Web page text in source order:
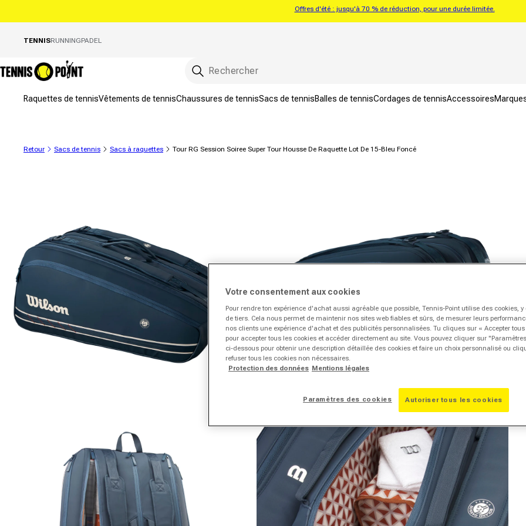
Offres d'été : jusqu'à 70 % de réduction, pour une durée limitée.
TENNISRUNNINGPADEL
Raquettes de tennisVêtements de tennisChaussures de tennisSacs de tennisBalles de tennisCordages de tennisAccessoires
Retour Sacs de tennis Sacs à raquettes Tour RG Session Soiree Super Tour Housse De Raquette Lot De 15-Bleu Foncé
Ouvrir le média 2 dans la fenêtre modale
Votre consentement aux cookies
Pour rendre ton expérience d'achat aussi agréable que possible, Tennis-Point utilise des cookies,
de tiers. Cela nous permet de maintenir nos sites web fiables et sûrs, de mesurer leurs
nos clients une expérience d'achat et des publicités personnalisées. Tu cliques sur « Accepter
pour accepter tous les cookies et accéder directement au site. Vous pouvez cliquer sur
ci-dessous pour obtenir une description détaillée des cookies et faire un choix personnalisé ou
refuser tous les cookies non nécessaires.
Protection des données Mentions légales
Paramètres des cookies Autoriser tous les cookies